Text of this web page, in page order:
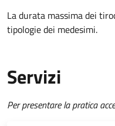
La durata massima dei
tipologie dei medesimi.
Servizi
Per presentare la pratica